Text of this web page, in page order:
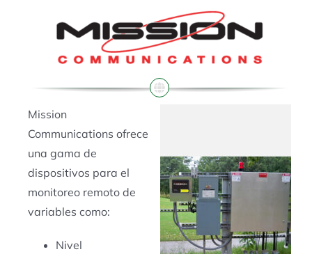
Mission
Communications ofrece
una gama de
dispositivos para el
monitoreo remoto de
variables como:
Nivel